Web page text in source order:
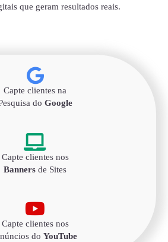
que geram resultados reais.
Capte clientes na
do Google
Capte clientes nos
Banners de Sites
Capte clientes nos
do YouTube